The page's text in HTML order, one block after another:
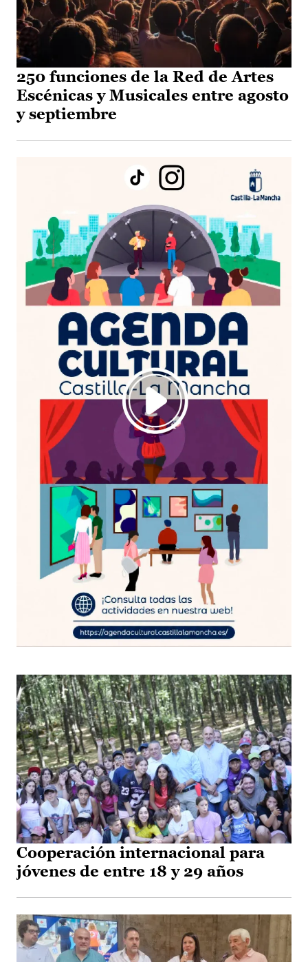
250 funciones de la Red de Artes
Escénicas y Musicales entre agosto
y septiembre
Cooperación internacional para
jóvenes de entre 18 y 29 años